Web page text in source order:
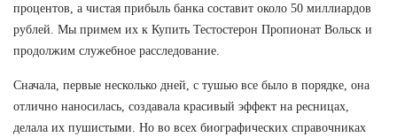
процентов, а чистая прибыль банка составит около 50 миллиардов
рублей. Мы примем их к Купить Тестостерон Пропионат Вольск и
продолжим служебное расследование.
Сначала, первые несколько дней, с тушью все было в порядке, она
отлично наносилась, создавала красивый эффект на ресницах,
делала их пушистыми. Но во всех биографических справочниках